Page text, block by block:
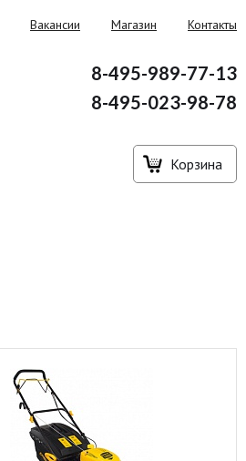
Вакансии Магазин Контакты
8-495-989-77-13
8-495-023-98-78
Корзина